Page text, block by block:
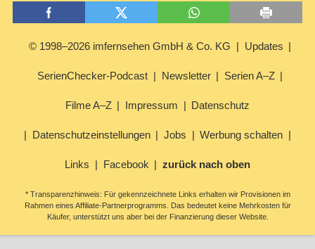
© 1998–2026 imfernsehen GmbH & Co. KG Updates
SerienChecker-Podcast Newsletter Serien A–Z
Filme A–Z Impressum Datenschutz
Datenschutzeinstellungen Jobs Werbung schalten
Links Facebook zurück nach oben
* Transparenzhinweis: Für gekennzeichnete Links erhalten wir Provisionen im
Rahmen eines Affiliate-Partnerprogramms. Das bedeutet keine Mehrkosten für
Käufer, unterstützt uns aber bei der Finanzierung dieser Website.